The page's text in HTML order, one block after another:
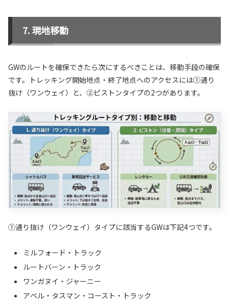
現地移動
GWのルートを確保できたら次にするべきことは、移動手段の確保
です。トレッキング開始地点・終了地点へのアクセスには①通り
抜け（ワンウェイ）と、②ピストンタイプの2つがあります。
①通り抜け（ワンウェイ）タイプに該当するGWは下記4つです。
ミルフォード・トラック
ルートバーン・トラック
ワンガヌイ・ジャーニー
アベル・タスマン・コースト・トラック